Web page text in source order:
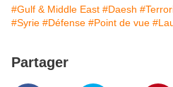
#Gulf & Middle East #Daesh
#Syrie #Défense #Point de vue
Partager